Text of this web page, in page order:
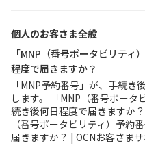
個人のお客さま全般
「MNP（番号ポータビリティ
程度で届きますか？
「MNP予約番号」が、手続
します。 「MNP（番号ポータ
続き後何日程度で届きますか
（番号ポータビリティ）予約
届きますか？ | OCNお客さま